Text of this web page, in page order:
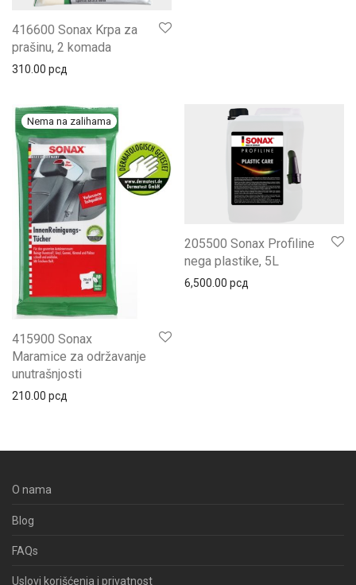
416600 Sonax Krpa za
prašinu, 2 komada
310.00 рсд
415900 Sonax
Maramice za održavanje
unutrašnjosti
210.00 рсд
205500 Sonax Profiline
nega plastike, 5L
6,500.00 рсд
O nama
Blog
FAQs
Uslovi korišćenja i privatnost